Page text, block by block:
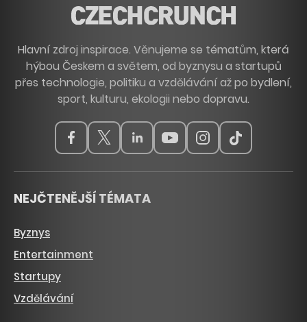
Hlavní zdroj inspirace. Věnujeme se tématům, která
hýbou Českem a světem, od byznysu a startupů
přes technologie, politiku a vzdělávání až po bydlení,
sport, kulturu, ekologii nebo dopravu.
NEJČTENĚJŠÍ TÉMATA
Byznys
Entertainment
Startupy
Vzdělávání